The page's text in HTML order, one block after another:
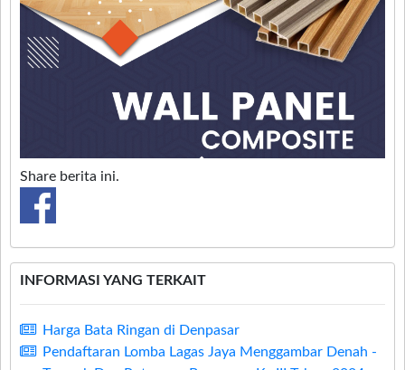
Share berita ini.
INFORMASI YANG TERKAIT
Harga Bata Ringan di Denpasar
Pendaftaran Lomba Lagas Jaya Menggambar Denah -